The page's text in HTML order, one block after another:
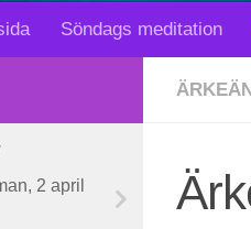
Söndags meditation
2 april